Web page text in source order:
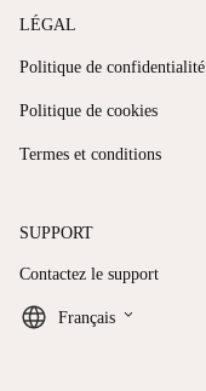
LÉGAL
Politique de confidentialité
Politique de cookies
Termes et conditions
SUPPORT
Contactez le support
Français keyboard_arrow_down